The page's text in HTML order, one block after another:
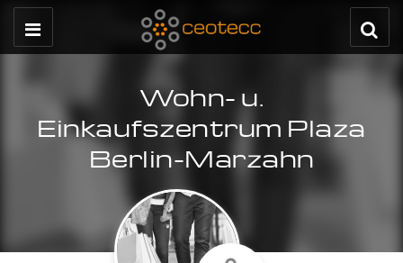
Wohn- u.
Einkaufszentrum Plaza
Berlin-Marzahn